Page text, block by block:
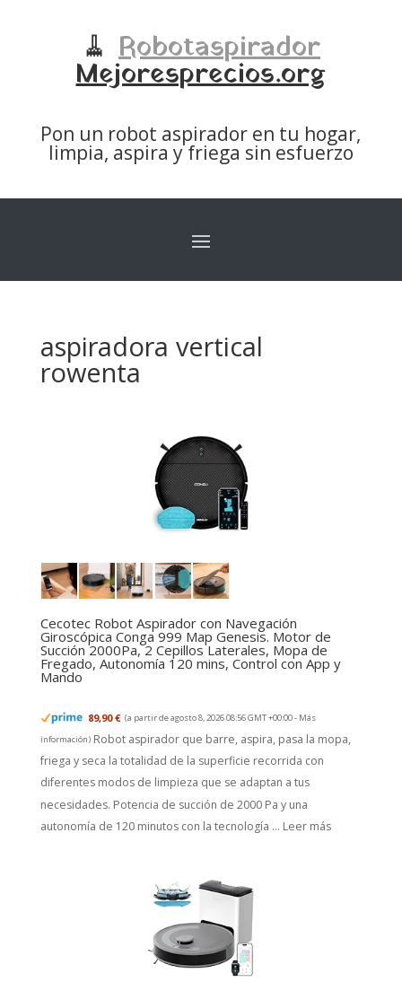
🧹 Robotaspirador
Mejoresprecios.org
Pon un robot aspirador en tu hogar,
limpia, aspira y friega sin esfuerzo
aspiradora vertical
rowenta
Cecotec Robot Aspirador con Navegación
Giroscópica Conga 999 Map Genesis. Motor de
Succión 2000Pa, 2 Cepillos Laterales, Mopa de
Fregado, Autonomía 120 mins, Control con App y
Mando
89,90 € (a partir de agosto 8, 2026 08:56 GMT +00:00 - Más
información) Robot aspirador que barre, aspira, pasa la mopa,
friega y seca la totalidad de la superficie recorrida con
diferentes modos de limpieza que se adaptan a tus
necesidades. Potencia de succión de 2000 Pa y una
autonomía de 120 minutos con la tecnología ... Leer más